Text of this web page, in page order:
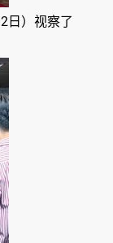
日）视察了